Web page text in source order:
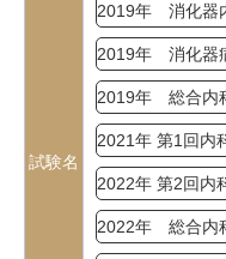
試験名
2019年 消化器
2019年 消化器
2019年 総合内
2021年 第1回内
2022年 第2回内
2022年 総合内